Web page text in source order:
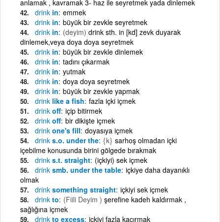
anlamak , kavramak 3- haz ile seyretmek yada dinlemek
drink in emmek
drink in büyük bir zevkle seyretmek
drink in (deyim) drink sth. in [kd] zevk duyarak
dinlemek,veya doya doya seyretmek
drink in büyük bir zevkle dinlemek
drink in tadını çıkarmak
drink in yutmak
drink in doya doya seyretmek
drink in büyük bir zevkle yapmak
drink like a fish fazla içki içmek
drink off içip bitirmek
drink off bir dikişte içmek
drink one's fill doyasıya içmek
drink s.o. under the {k} sarhoş olmadan içki
içebilme konusunda birini gölgede bırakmak
drink s.t. straight (içkiyi) sek içmek
drink smb. under the table içkiye daha dayanıklı
olmak
drink something straight içkiyi sek içmek
drink to (Fiili Deyim ) şerefine kadeh kaldırmak ,
sağlığına içmek
drink to excess içkiyi fazla kaçırmak